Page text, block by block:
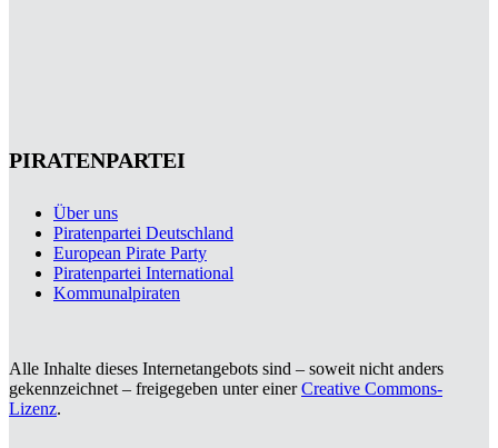
PIRATENPARTEI
Über uns
Piratenpartei Deutschland
European Pirate Party
Piratenpartei International
Kommunalpiraten
Alle Inhalte dieses Internetangebots sind – soweit nicht anders
gekennzeichnet – freigegeben unter einerCreative Commons-
Lizenz.